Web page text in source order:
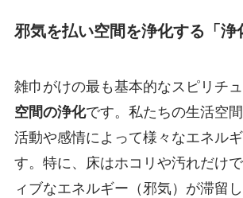
邪気を払い空間を浄化する「浄
雑巾がけの最も基本的なスピリチュ
空間の浄化です。私たちの生活空
活動や感情によって様々なエネル
す。特に、床はホコリや汚れだけ
ィブなエネルギー（邪気）が滞留